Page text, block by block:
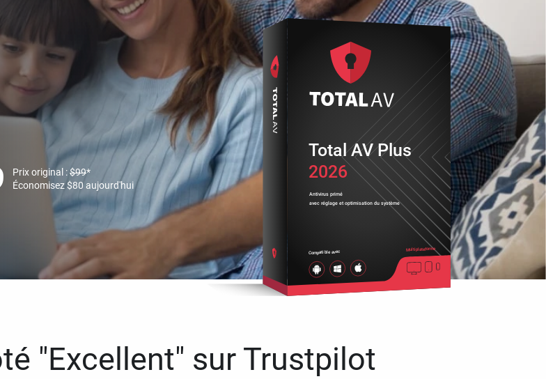
Prix original :$99*
Économisez$80 aujourd'hui
2026
Antivirus primé
avec réglage et optimisation du système
Compatible avec Multiplateforme
Total AV Plus
"Excellent" sur Trustpilot